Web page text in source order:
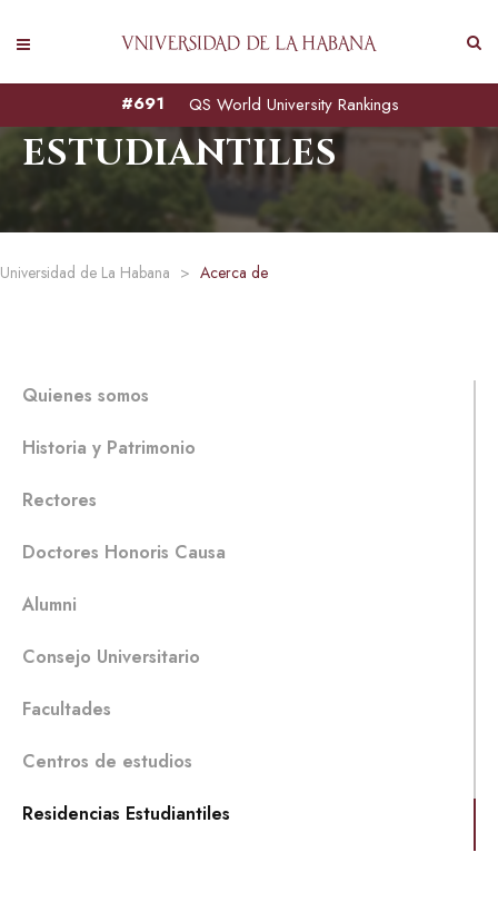
QS World University Rankings
#691
RESIDENCIAS
ESTUDIANTILES
Universidad de La Habana > Acerca de
Quienes somos
Historia y Patrimonio
Rectores
Doctores Honoris Causa
Alumni
Consejo Universitario
Facultades
Centros de estudios
Residencias Estudiantiles